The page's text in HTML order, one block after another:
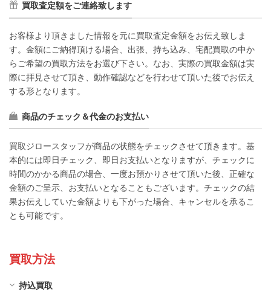
買取査定額をご連絡致します
お客様より頂きました情報を元に買取査定金額をお伝え致しま
す。金額にご納得頂ける場合、出張、持ち込み、宅配買取の中か
らご希望の買取方法をお選び下さい。なお、実際の買取金額は実
際に拝見させて頂き、動作確認などを行わせて頂いた後でお伝え
する形となります。
商品のチェック＆代金のお支払い
買取ジロースタッフが商品の状態をチェックさせて頂きます。基
本的には即日チェック、即日お支払いとなりますが、チェックに
時間のかかる商品の場合、一度お預かりさせて頂いた後、正確な
金額のご呈示、お支払いとなることもございます。チェックの結
果お伝えしていた金額よりも下がった場合、キャンセルを承るこ
とも可能です。
買取方法
持込買取